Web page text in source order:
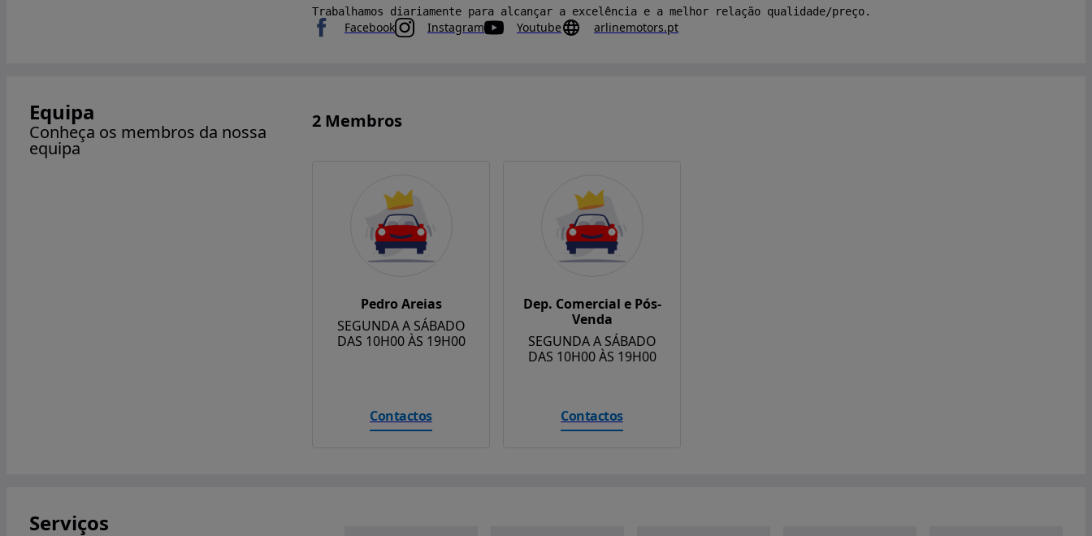
Trabalhamos diariamente para alcançar a excelência e a melhor relação qualidade/preço.
Facebook Instagram Youtube arlinemotors.pt
Equipa
Conheça os membros da nossa
equipa
2 Membros
Pedro Areias
SEGUNDA A SÁBADO
DAS 10H00 ÀS 19H00
Contactos
Dep. Comercial e Pós-
Venda
SEGUNDA A SÁBADO
DAS 10H00 ÀS 19H00
Contactos
Serviços